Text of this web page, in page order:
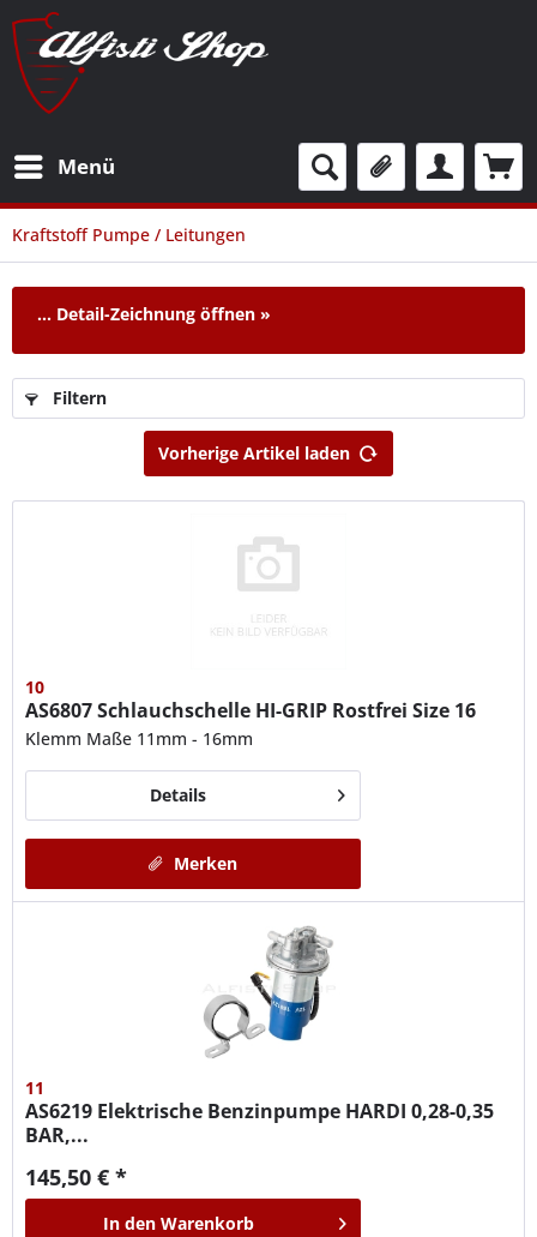
Menü
Kraftstoff Pumpe / Leitungen
... Detail-Zeichnung öffnen »
Filtern
Vorherige Artikel laden
10
AS6807Schlauchschelle HI-GRIP Rostfrei Size 16
Klemm Maße 11mm - 16mm
Details
Merken
11
AS6219 Elektrische Benzinpumpe HARDI 0,28-0,35
BAR,...
145,50 € *
In den Warenkorb